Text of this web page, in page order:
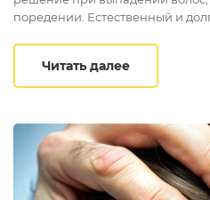
поредении. Естественный и
Читать далее